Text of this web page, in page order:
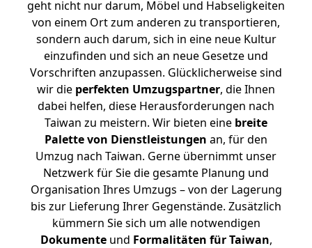
geht nicht nur darum, Möbel und Habseligkeiten
von einem Ort zum anderen zu transportieren,
sondern auch darum, sich in eine neue Kultur
einzufinden und sich an neue Gesetze und
Vorschriften anzupassen. Glücklicherweise sind
wir die perfekten Umzugspartner, die Ihnen
dabei helfen, diese Herausforderungen nach
Taiwan zu meistern. Wir bieten eine breite
Palette von Dienstleistungen an, für den
Umzug nach Taiwan. Gerne übernimmt unser
Netzwerk für Sie die gesamte Planung und
Organisation Ihres Umzugs – von der Lagerung
bis zur Lieferung Ihrer Gegenstände. Zusätzlich
kümmern Sie sich um alle notwendigen
Dokumenteund Formalitäten für Taiwan,